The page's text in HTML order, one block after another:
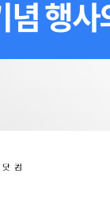
행사